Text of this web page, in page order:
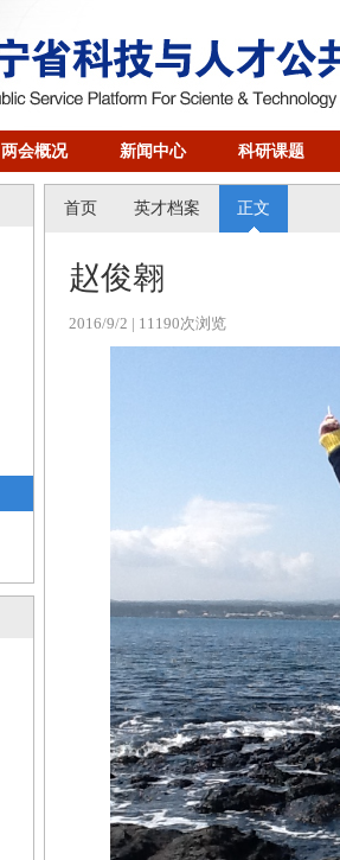
两会概况 新闻中心 科研课题
首页 英才档案 正文
赵俊翱
2016/9/2 | 11190次浏览